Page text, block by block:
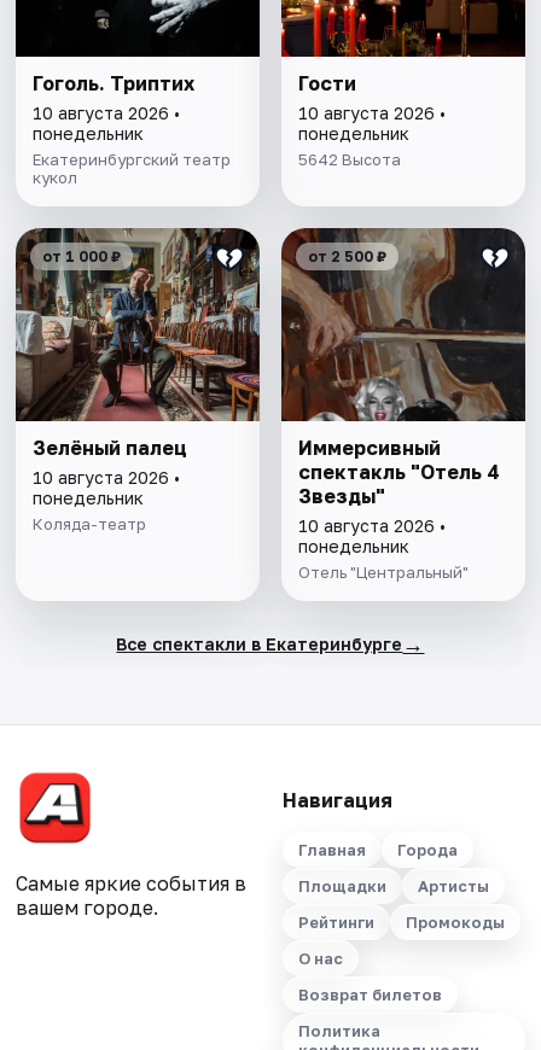
Гоголь. Триптих
10 августа 2026 •
понедельник
Екатеринбургский театр
кукол
Гости
10 августа 2026 •
понедельник
5642 Высота
от 1 000 ₽
Зелёный палец
10 августа 2026 •
понедельник
Коляда-театр
от 2 500 ₽
Иммерсивный
спектакль "Отель 4
Звезды"
10 августа 2026 •
понедельник
Отель "Центральный"
Все спектакли в Екатеринбурге →
Самые яркие события в
вашем городе.
Навигация
Главная
Города
Площадки
Артисты
Рейтинги
Промокоды
О нас
Возврат билетов
Политика